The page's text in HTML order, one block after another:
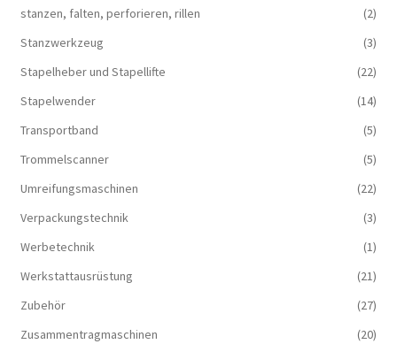
stanzen, falten, perforieren, rillen
(2)
Stanzwerkzeug
(3)
Stapelheber und Stapellifte
(22)
Stapelwender
(14)
Transportband
(5)
Trommelscanner
(5)
Umreifungsmaschinen
(22)
Verpackungstechnik
(3)
Werbetechnik
(1)
Werkstattausrüstung
(21)
Zubehör
(27)
Zusammentragmaschinen
(20)